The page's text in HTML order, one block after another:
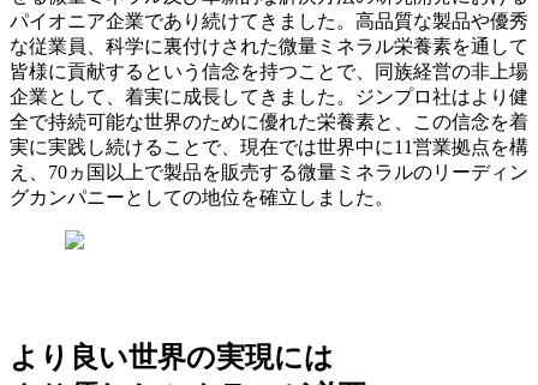
パイオニア企業であり続けてきました。高品質な製品や優秀
な従業員、科学に裏付けされた微量ミネラル栄養素を通して
皆様に貢献するという信念を持つことで、同族経営の非上場
企業として、着実に成長してきました。ジンプロ社はより健
全で持続可能な世界のために優れた栄養素と、この信念を着
実に実践し続けることで、現在では世界中に11営業拠点を構
え、70ヵ国以上で製品を販売する微量ミネラルのリーディン
グカンパニーとしての地位を確立しました。
より良い世界の実現には